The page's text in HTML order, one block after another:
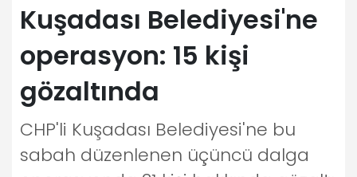
Kuşadası Belediyesi'ne
operasyon: 15 kişi
gözaltında
CHP'li Kuşadası Belediyesi'ne bu
sabah düzenlenen üçüncü dalga